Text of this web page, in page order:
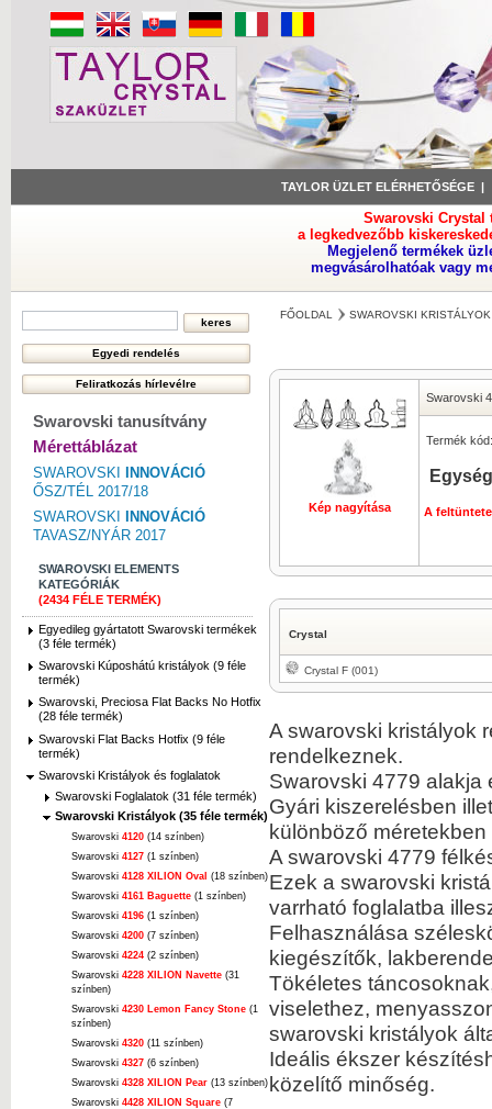
TAYLOR ÜZLET ELÉRHETŐSÉGE
Swarovski Crystal
a legkedvezőbb
Megjelenő termékek
megvásárolhatóak vagy
Swarovski tanusítvány
Mérettáblázat
SWAROVSKI
INNOVÁCIÓ
ŐSZ/TÉL 2017/18
SWAROVSKI
INNOVÁCIÓ
TAVASZ/NYÁR 2017
SWAROVSKI ELEMENTS
KATEGÓRIÁK
(2434 FÉLE TERMÉK)
Egyedileg gyártatott Swarovski termékek
(3 féle termék)
Swarovski Kúposhátú kristályok (9 féle
termék)
Swarovski, Preciosa Flat Backs No Hotfix
(28 féle termék)
Swarovski Flat Backs Hotfix (9 féle
termék)
Swarovski Kristályok és foglalatok
Swarovski Foglalatok (31 féle termék)
Swarovski Kristályok (35 féle termék)
Swarovski 4120 (14 színben)
Swarovski 4127 (1 színben)
Swarovski 4128 XILION Oval (18 színben)
Swarovski 4161 Baguette (1 színben)
Swarovski 4196 (1 színben)
Swarovski 4200 (7 színben)
Swarovski 4224 (2 színben)
Swarovski 4228 XILION Navette (31
színben)
Swarovski 4230 Lemon Fancy Stone (1
színben)
Swarovski 4320 (11 színben)
Swarovski 4327 (6 színben)
Swarovski 4328 XILION Pear (13 színben)
Swarovski 4428 XILION Square (7
FŐOLDAL SWAROVSKI
Kép nagyítása
Swarovski
Termék kód:
A
Crystal
Crystal F (001)
A swarovski kristályok
rendelkeznek.
Swarovski 4779 alakja
Gyári kiszerelésben
különböző
A swarovski 4779
Ezek a swarovski
varrható foglalatba
Felhasználása
kiegészítők,
Tökéletes
viselethez,
swarovski kristályok
Ideális ékszer
közelítő minőség.